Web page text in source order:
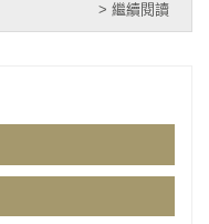
> 繼續閱讀